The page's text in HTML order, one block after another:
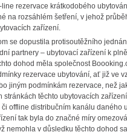
rezervace krátkodobého
na rozsáhlém šetření, v jehož
zařízení.
se dopustila protisoutěžního
partnery – ubytovací zařízení k
dohod měla společnost
rezervace ubytování, ať již ve
jiným podmínkám rezervace, než
stránkách těchto ubytovacích
offline distribučním kanálu daného
tak byla do značné míry
nemohla v důsledku těchto dohod